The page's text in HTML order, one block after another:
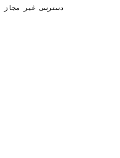
دسترسی غیر مجاز